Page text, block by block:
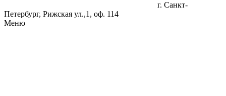
г. Санкт-
Петербург, Рижская ул.,1, оф. 114
Меню